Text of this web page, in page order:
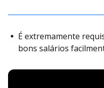
É extremamente
bons salários